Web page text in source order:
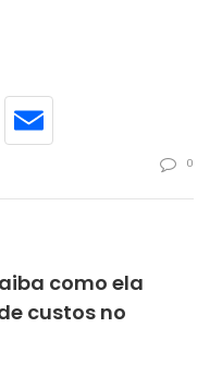
0
como ela
custos no